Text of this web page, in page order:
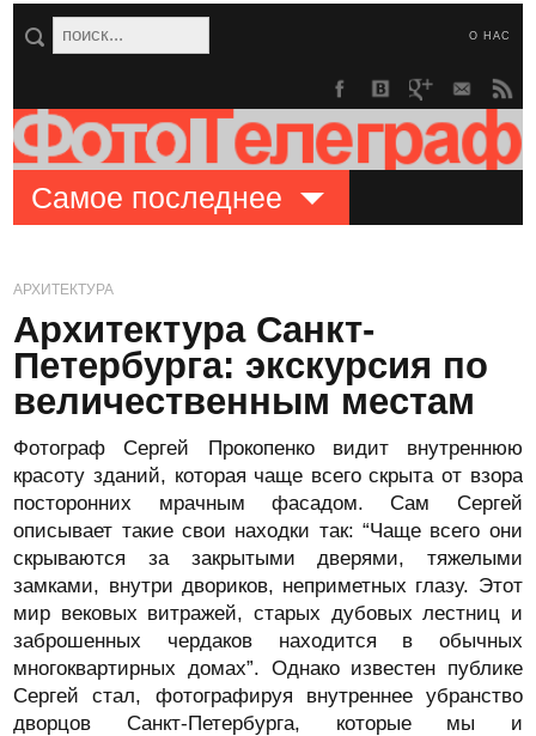
О НАС
Самое последнее
АРХИТЕКТУРА
Архитектура Санкт-
Петербурга: экскурсия по
величественным местам
Фотограф Сергей Прокопенко видит внутреннюю
красоту зданий, которая чаще всего скрыта от взора
посторонних мрачным фасадом. Сам Сергей
описывает такие свои находки так: “Чаще всего они
скрываются за закрытыми дверями, тяжелыми
замками, внутри двориков, неприметных глазу. Этот
мир вековых витражей, старых дубовых лестниц и
заброшенных чердаков находится в обычных
многоквартирных домах”. Однако известен публике
Сергей стал, фотографируя внутреннее убранство
дворцов Санкт-Петербурга, которые мы и